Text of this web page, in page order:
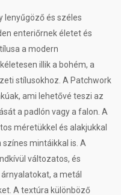
lenyűgöző és széles
enteriőrnek életet és
a modern
illik a bohém, a
stílusokhoz. A Patchwork
ami lehetővé teszi az
a padlón vagy a falon. A
méretükkel és alakjukkal
mintáikkal is. A
változatos, és
a metál
A textúra különböző